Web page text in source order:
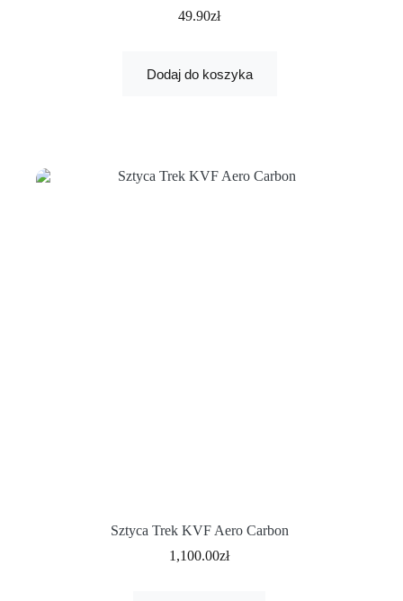
49.90zł
Dodaj do koszyka
Sztyca Trek KVF Aero Carbon
1,100.00zł